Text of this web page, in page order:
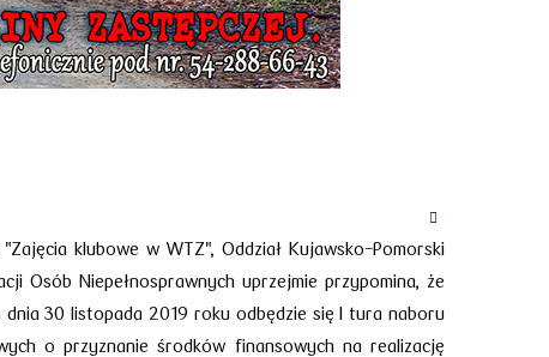
klubowe w WTZ", Oddział Kujawsko-Pomorski
Osób Niepełnosprawnych uprzejmie przypomina, że
30 listopada 2019 roku odbędzie się I tura naboru
o przyznanie środków finansowych na realizację